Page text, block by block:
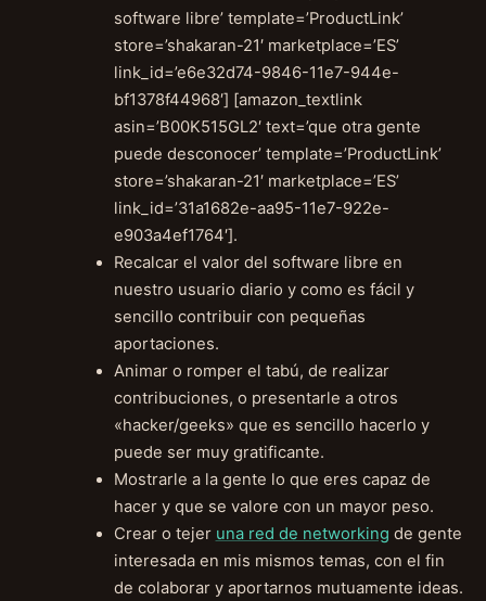
software libre’ template=’ProductLink’
store=’shakaran-21′ marketplace=’ES’
link_id=’e6e32d74-9846-11e7-944e-
bf1378f44968′] [amazon_textlink
asin=’B00K515GL2′ text=’que otra gente
puede desconocer’ template=’ProductLink’
store=’shakaran-21′ marketplace=’ES’
link_id=’31a1682e-aa95-11e7-922e-
e903a4ef1764′].
Recalcar el valor del software libre en
nuestro usuario diario y como es fácil y
sencillo contribuir con pequeñas
aportaciones.
Animar o romper el tabú, de realizar
contribuciones, o presentarle a otros
«hacker/geeks» que es sencillo hacerlo y
puede ser muy gratificante.
Mostrarle a la gente lo que eres capaz de
hacer y que se valore con un mayor peso.
Crear o tejer una red de networking de gente
interesada en mis mismos temas, con el fin
de colaborar y aportarnos mutuamente ideas.